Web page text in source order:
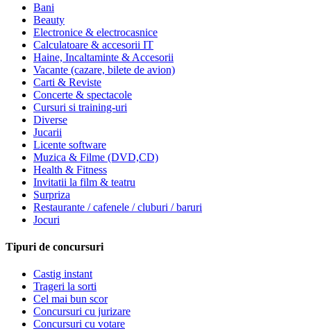
Bani
Beauty
Electronice & electrocasnice
Calculatoare & accesorii IT
Haine, Incaltaminte & Accesorii
Vacante (cazare, bilete de avion)
Carti & Reviste
Concerte & spectacole
Cursuri si training-uri
Diverse
Jucarii
Licente software
Muzica & Filme (DVD,CD)
Health & Fitness
Invitatii la film & teatru
Surpriza
Restaurante / cafenele / cluburi / baruri
Jocuri
Tipuri de concursuri
Castig instant
Trageri la sorti
Cel mai bun scor
Concursuri cu jurizare
Concursuri cu votare